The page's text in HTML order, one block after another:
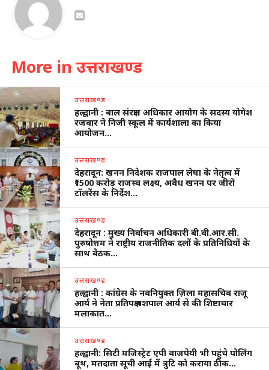
More in उत्तराखण्ड
उत्तराखण्ड
हल्द्वानी : बाल संरक्षण अधिकार आयोग के सदस्य योगेश
रजवार ने निजी स्कूल में कार्यशाला का किया
आयोजन…
उत्तराखण्ड
देहरादून: खनन निदेशक राजपाल लेघा के नेतृत्व में
₹1500 करोड़ राजस्व लक्ष्य, अवैध खनन पर जीरो
टॉलरेंस के निर्देश…
उत्तराखण्ड
देहरादून : मुख्य निर्वाचन अधिकारी बी.वी.आर.सी.
पुरुषोत्तम ने राष्ट्रीय राजनीतिक दलों के प्रतिनिधियों के
साथ बैठक…
उत्तराखण्ड
हल्द्वानी : कांग्रेस के नवनियुक्त ज़िला महासचिव राजू
आर्य ने नेता प्रतिपक्ष यशपाल आर्य से की शिष्टाचार
मलाकात…
उत्तराखण्ड
हल्द्वानी: सिटी मजिस्ट्रेट एपी वाजपेयी भी पहुंचे पोलिंग
बूथ, मतदाता सूची आई में त्रुटि को कराया ठीक…